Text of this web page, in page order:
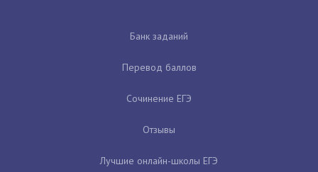
Банк заданий
Перевод баллов
Сочинение ЕГЭ
Отзывы
Лучшие онлайн-школы ЕГЭ